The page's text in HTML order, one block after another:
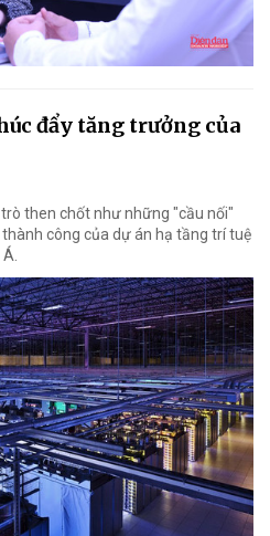
đẩy tăng trưởng của
then chốt như những "cầu nối"
công của dự án hạ tầng trí tuệ